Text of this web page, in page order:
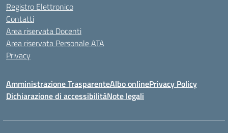
Registro Elettronico
Contatti
Area riservata Docenti
Area riservata Personale ATA
Privacy
Amministrazione TrasparenteAlbo onlinePrivacy Policy
Dichiarazione di accessibilitàNote legali